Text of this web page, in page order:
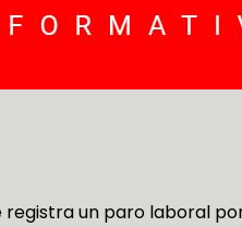
un paro laboral